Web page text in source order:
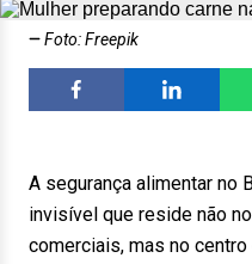
Foto: Freepik
A segurança alimentar no
invisível que reside não
comerciais, mas no